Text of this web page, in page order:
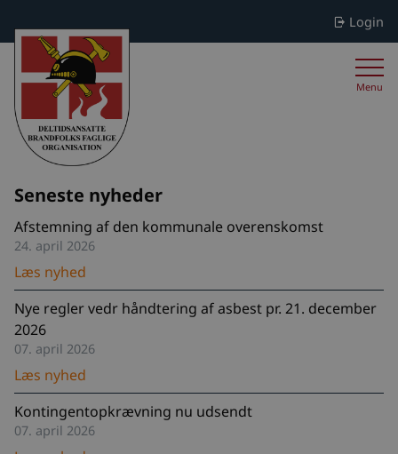
Login
Menu
Seneste nyheder
Afstemning af den kommunale overenskomst
24. april 2026
Læs nyhed
Nye regler vedr håndtering af asbest pr. 21. december
2026
07. april 2026
Læs nyhed
Kontingentopkrævning nu udsendt
07. april 2026